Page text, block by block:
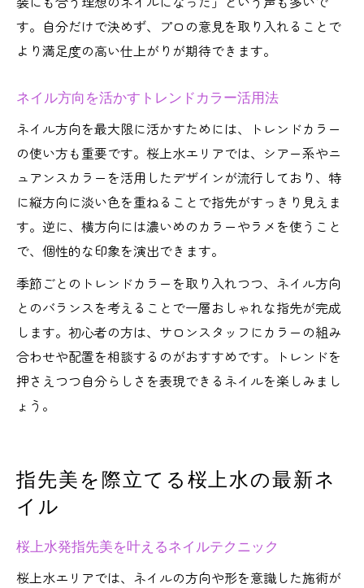
す。自分だけで決めず、プロの意見を取り入れることで
より満足度の高い仕上がりが期待できます。
ネイル方向を活かすトレンドカラー活用法
ネイル方向を最大限に活かすためには、トレンドカラー
の使い方も重要です。桜上水エリアでは、シアー系やニ
ュアンスカラーを活用したデザインが流行しており、特
に縦方向に淡い色を重ねることで指先がすっきり見えま
す。逆に、横方向には濃いめのカラーやラメを使うこと
で、個性的な印象を演出できます。
季節ごとのトレンドカラーを取り入れつつ、ネイル方向
とのバランスを考えることで一層おしゃれな指先が完成
します。初心者の方は、サロンスタッフにカラーの組み
合わせや配置を相談するのがおすすめです。トレンドを
押さえつつ自分らしさを表現できるネイルを楽しみまし
ょう。
指先美を際立てる桜上水の最新ネ
イル
桜上水発指先美を叶えるネイルテクニック
桜上水エリアでは、ネイルの方向や形を意識した施術が